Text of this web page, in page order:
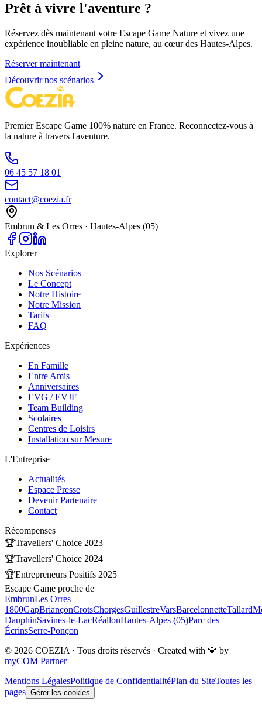
Prêt à vivre l'aventure ?
Réservez dès maintenant votre Escape Game Nature et vivez une
expérience inoubliable en pleine nature, au cœur des Hautes-Alpes.
Réserver maintenant
Découvrir nos scénarios
Premier Escape Game 100% nature en France. Reconnectez-vous à
la nature à travers l'aventure.
06 45 57 18 01
contact@coezia.fr
Embrun & Les Orres · Hautes-Alpes (05)
Explorer
Nos Scénarios
Le Concept
Notre Histoire
Notre Mission
Tarifs
FAQ
Expériences
En Famille
Entre Amis
Anniversaires
EVG / EVJF
Team Building
Scolaires
Centres de Loisirs
Installation sur Mesure
L'Entreprise
Actualités
Espace Presse
Devenir Partenaire
Contact
Récompenses
🏆Travellers' Choice 2023
🏆Travellers' Choice 2024
🏆Entrepreneurs Positifs 2025
Escape Game proche de
EmbrunLes Orres
1800GapBriançonCrotsChorgesGuillestreVarsBarcelonnetteTallard
DauphinSavines-le-LacRéallonHautes-Alpes (05)Parc des
ÉcrinsSerre-Ponçon
© 2026 COEZIA · Tous droits réservés · Created with 💛 by
myCOM Partner
Mentions LégalesPolitique de ConfidentialitéPlan du SiteToutes les
pages Gérer les cookies